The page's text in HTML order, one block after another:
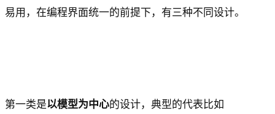
易用，在编程界面统一的前提下，有三种不同设计。
第一类是以模型为中心的设计，典型的代表比如